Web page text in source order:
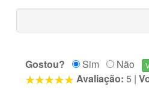
Gostou? Sim
Não
Avaliação: 5 |